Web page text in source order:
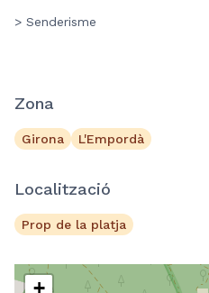
> Senderisme
Zona
Girona L'Empordà
Localització
Prop de la platja
+